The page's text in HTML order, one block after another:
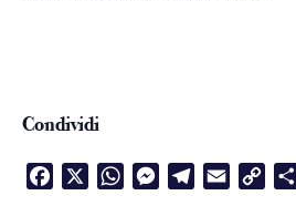
Condividi
Facebook WhatsAppMessenger
Telegram
Email
Copy